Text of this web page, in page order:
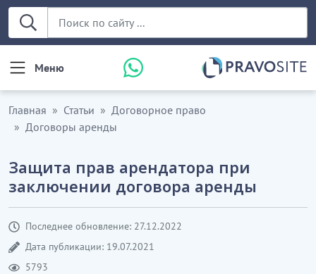
Меню
Главная Статьи
Договорное право
Договоры аренды
Защита прав арендатора при
заключении договора аренды
Последнее обновление: 27.12.2022
Дата публикации: 19.07.2021
5793